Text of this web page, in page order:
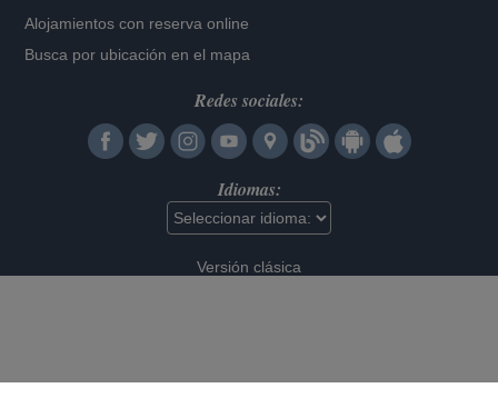
Alojamientos con reserva online
Busca por ubicación en el mapa
Redes sociales:
Idiomas:
Versión clásica